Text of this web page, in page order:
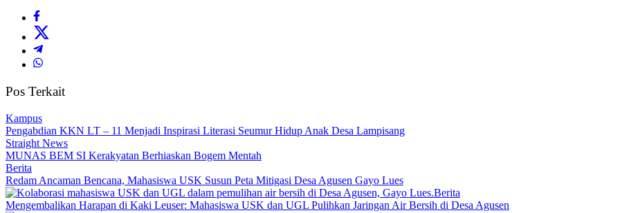
Pos Terkait
Kampus
Pengabdian KKN LT – 11 Menjadi Inspirasi Literasi Seumur Hidup Anak Desa Lampisang
Straight News
MUNAS BEM SI Kerakyatan Berhiaskan Bogem Mentah
Berita
Redam Ancaman Bencana, Mahasiswa USK Susun Peta Mitigasi Desa Agusen Gayo Lues
Berita
Mengembalikan Harapan di Kaki Leuser: Mahasiswa USK dan UGL Pulihkan Jaringan Air Bersih di Desa Agusen